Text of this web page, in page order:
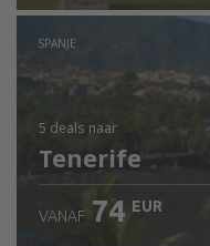
SPANJE
5 deals naar
Tenerife
VANAF 74 EUR